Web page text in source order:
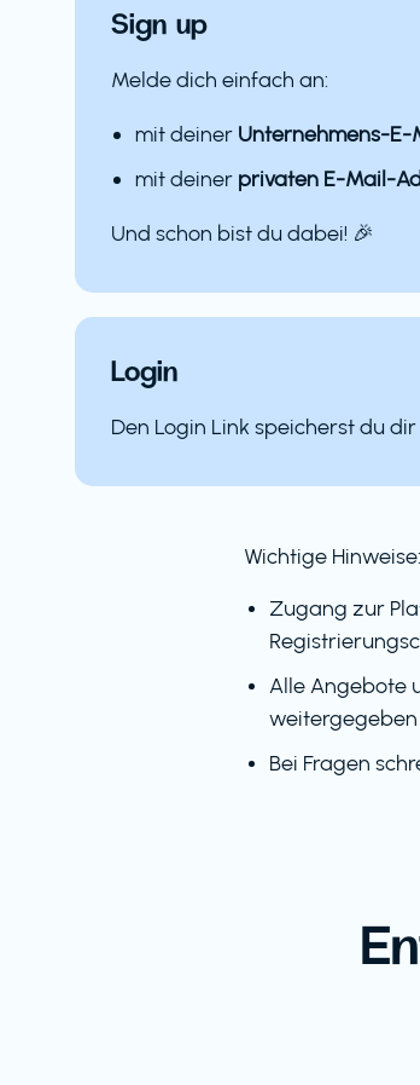
Sign up
Melde dich einfach an:
mit deiner Unternehmens-E-
mit deiner privaten E-Mail-
Und schon bist du dabei! 🎉
Login
Den Login Link speicherst du
Wichtige Hinweise:
Zugang zur
Alle Angebote
Bei Fragen